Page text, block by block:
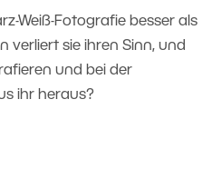
Weiß-Fotografie besser als
verliert sie ihren Sinn, und
und bei der
ihr heraus?